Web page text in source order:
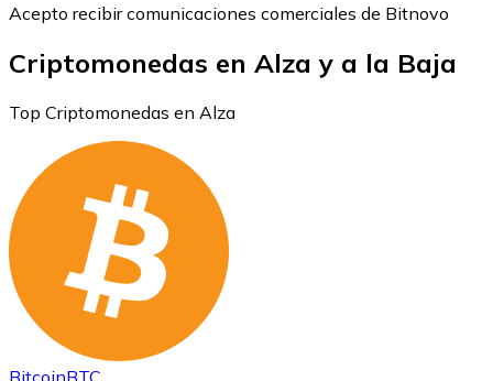
Acepto recibir comunicaciones comerciales de Bitnovo
Criptomonedas en Alza y a la Baja
Top Criptomonedas en Alza
BitcoinBTC